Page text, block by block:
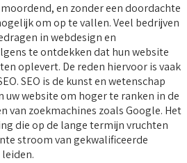
en zonder een doordachte
om op te vallen. Veel bedrijven
in webdesign en
te ontdekken dat hun website
oplevert. De reden hiervoor is vaak
SEO is de kunst en wetenschap
website om hoger te ranken in de
van zoekmachines zoals Google. Het
die op de lange termijn vruchten
stroom van gekwalificeerde